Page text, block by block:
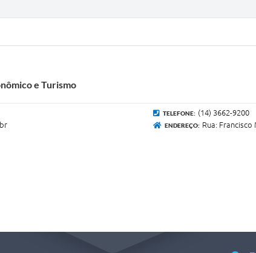
e Turismo
TELEFONE: (14) 3662-9200
ENDEREÇO: Rua: Francisco